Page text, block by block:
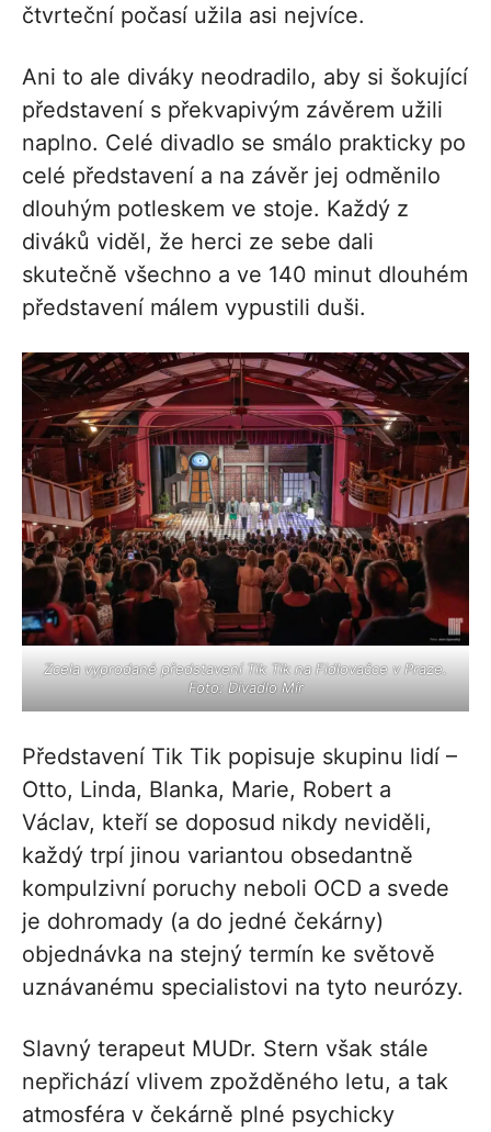
čtvrteční počasí užila asi nejvíce.
Ani to ale diváky neodradilo, aby si šokující
představení s překvapivým závěrem užili
naplno. Celé divadlo se smálo prakticky po
celé představení a na závěr jej odměnilo
dlouhým potleskem ve stoje. Každý z
diváků viděl, že herci ze sebe dali
skutečně všechno a ve 140 minut dlouhém
představení málem vypustili duši.
Zcela vyprodané představení Tik Tik na Fidlovačce v Praze.
Foto: Divadlo Mír
Představení Tik Tik popisuje skupinu lidí –
Otto, Linda, Blanka, Marie, Robert a
Václav, kteří se doposud nikdy neviděli,
každý trpí jinou variantou obsedantně
kompulzivní poruchy neboli OCD a svede
je dohromady (a do jedné čekárny)
objednávka na stejný termín ke světově
uznávanému specialistovi na tyto neurózy.
Slavný terapeut MUDr. Stern však stále
nepřichází vlivem zpožděného letu, a tak
atmosféra v čekárně plné psychicky